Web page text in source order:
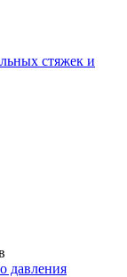
стяжек и
давления